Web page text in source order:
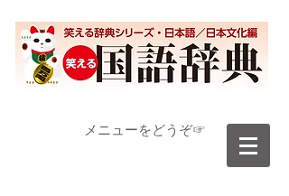
​メニューをどうぞ☞